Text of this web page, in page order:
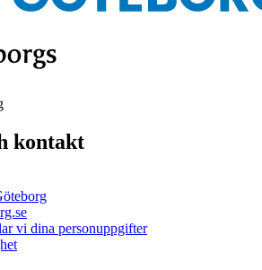
kontakt
vi dina personuppgifter